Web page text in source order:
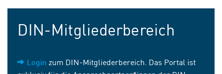
DIN-Mitgliederbereich
Login zum DIN-Mitgliederbereich. Das Portal ist